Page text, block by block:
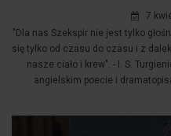
7
"Dla nas Szekspir nie jest tylko
się tylko od czasu do czasu i z
nasze ciało i krew". - I. S.
angielskim poecie i